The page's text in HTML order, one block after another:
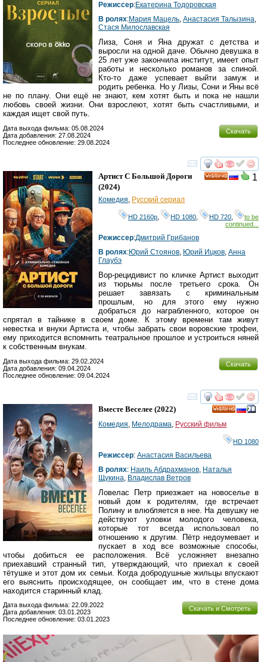
Режиссер:Екатерина Тодоровская
В ролях:Мария Мацель, Анастасия Талызина,
Стася Милославская
Лиза, Соня и Яна дружат с детства и
выросли на одной даче. Обычно девушка в
25 лет уже закончила институт, имеет опыт
работы и несколько романов за спиной.
Кто-то даже успевает выйти замуж и
родить ребенка. Но у Лизы, Сони и Яны всё
не по плану. Они ещё не знают, кем хотят быть и пока не нашли
любовь своей жизни. Они взрослеют, хотят быть счастливыми, и
каждая ищет свой путь.
Скачать
Дата выхода фильма: 05.08.2024
Дата добавления: 27.08.2024
Последнее обновление: 29.08.2024
смотреть
1
Артист С Большой Дороги
(2024)
Комедия, Русский сериал
HD 2160р HD 1080 HD 720
to be
continued...
Режиссер:Дмитрий Грибанов
В ролях:Юрий Стоянов, Юрий Ицков, Анна
Глаубэ
Вор-рецидивист по кличке Артист выходит
из тюрьмы после третьего срока. Он
решает завязать с криминальным
прошлым, но для этого ему нужно
добраться до награбленного, которое он
спрятал в тайнике в своем доме. К этому времени там живут
невестка и внуки Артиста и, чтобы забрать свои воровские трофеи,
ему приходится вспомнить театральное прошлое и устроиться няней
к собственным внукам.
Скачать
Дата выхода фильма: 29.02.2024
Дата добавления: 09.04.2024
Последнее обновление: 09.04.2024
смотреть
Вместе Веселее (2022)
Комедия Мелодрама Русский фильм
HD 1080
Режиссер: Анастасия Васильева
В ролях: Наиль Абдрахманов Наталья
Щукина Владислав Ветров
Ловелас Петр приезжает на новоселье в
новый дом к родителям, где встречает
Полину и влюбляется в нее. На девушку не
действуют уловки молодого человека,
которые тот всегда использовал по
отношению к другим. Пётр недоумевает и
пускает в ход все возможные способы,
чтобы добиться ее расположения. Всё усложняет внезапно
приехавший странный тип, утверждающий, что приехал к своей
тётушке и этот дом их семьи. Когда добродушные жильцы впускают
его выяснить происходящее, он сообщает им, что в стене дома
находится старинный клад.
Скачать и Смотреть
Дата выхода фильма: 22.09.2022
Дата добавления: 03.01.2023
Последнее обновление: 03.01.2023